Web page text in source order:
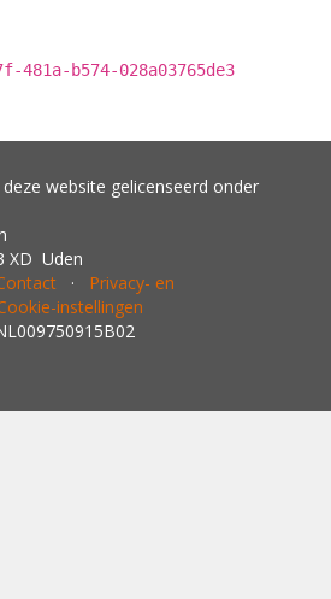
481a-b574-028a03765de3
website gelicenseerd onder
XD Uden
· Privacy- en
instellingen